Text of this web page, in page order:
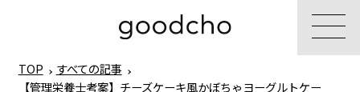
TOP
すべての記事
【管理栄養士考案】チーズケーキ風かぼちゃヨーグルトケー